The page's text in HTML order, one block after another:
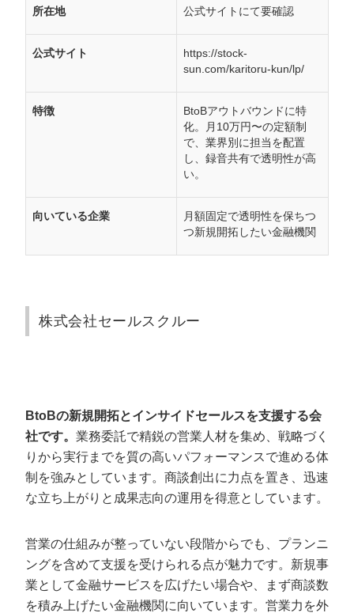
所在地 公式サイトにて要確認
公式サイト
https://stock-
sun.com/karitoru-kun/lp/
特徴
BtoBアウトバウンドに特
化。月10万円〜の定額制
で、業界別に担当を配置
し、録音共有で透明性が高
い。
向いている企業
月額固定で透明性を保ちつ
つ新規開拓したい金融機関
株式会社セールスクルー
BtoBの新規開拓とインサイドセールスを支援する会
社です。 業務委託で精鋭の営業人材を集め、戦略づく
りから実行までを質の高いパフォーマンスで進める体
制を強みとしています。商談創出に力点を置き、迅速
な立ち上がりと成果志向の運用を得意としています。
営業の仕組みが整っていない段階からでも、プランニ
ングを含めて支援を受けられる点が魅力です。新規事
業として金融サービスを広げたい場合や、まず商談数
を積み上げたい金融機関に向いています。営業力を外